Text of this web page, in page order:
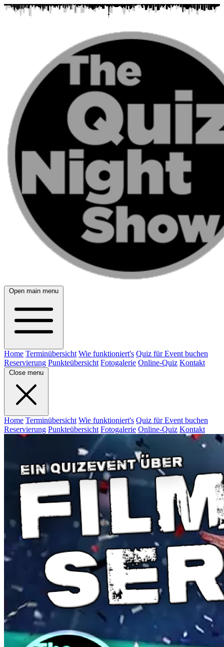
Open main menu
Home Terminübersicht Wie funktioniert's Quiz für Event buchen
Reservierung Punkteübersicht Fotogalerie Online-Quiz Kontakt
Close menu
Home Terminübersicht Wie funktioniert's Quiz für Event buchen
Reservierung Punkteübersicht Fotogalerie Online-Quiz Kontakt